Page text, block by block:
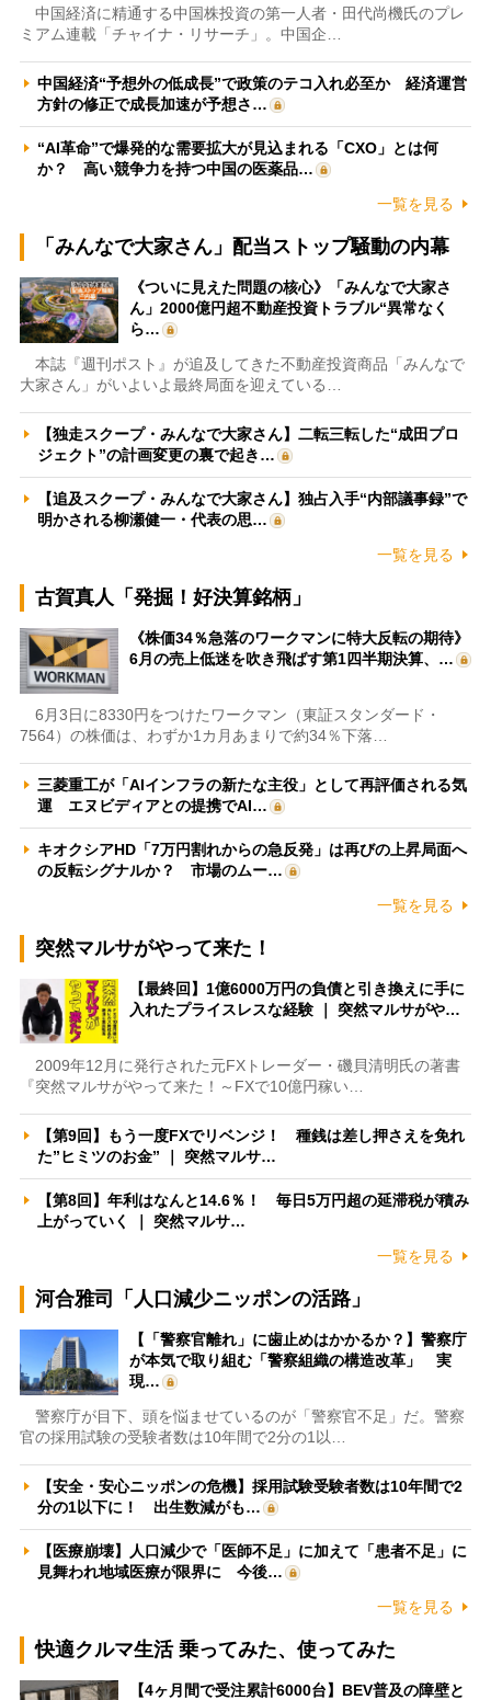
中国経済に精通する中国株投資の第一人者・田代尚機氏のプレ
ミアム連載「チャイナ・リサーチ」。中国企…
中国経済“予想外の低成長”で政策のテコ入れ必至か 経済運営
方針の修正で成長加速が予想さ…
“AI革命”で爆発的な需要拡大が見込まれる「CXO」とは何
か？ 高い競争力を持つ中国の医薬品…
一覧を見る
「みんなで大家さん」配当ストップ騒動の内幕
《ついに見えた問題の核心》「みんなで大家さ
ん」2000億円超不動産投資トラブル“異常なく
ら…
本誌『週刊ポスト』が追及してきた不動産投資商品「みんなで
大家さん」がいよいよ最終局面を迎えている…
【独走スクープ・みんなで大家さん】二転三転した“成田プロ
ジェクト”の計画変更の裏で起き…
【追及スクープ・みんなで大家さん】独占入手“内部議事録”で
明かされる柳瀬健一・代表の思…
一覧を見る
古賀真人「発掘！好決算銘柄」
《株価34％急落のワークマンに特大反転の期待》
6月の売上低迷を吹き飛ばす第1四半期決算、…
6月3日に8330円をつけたワークマン（東証スタンダード・
7564）の株価は、わずか1カ月あまりで約34％下落…
三菱重工が「AIインフラの新たな主役」として再評価される気
運 エヌビディアとの提携でAI…
キオクシアHD「7万円割れからの急反発」は再びの上昇局面へ
の反転シグナルか？ 市場のムー…
一覧を見る
突然マルサがやって来た！
【最終回】1億6000万円の負債と引き換えに手に
入れたプライスレスな経験 ｜ 突然マルサがや…
2009年12月に発行された元FXトレーダー・磯貝清明氏の著書
『突然マルサがやって来た！～FXで10億円稼い…
【第9回】もう一度FXでリベンジ！ 種銭は差し押さえを免れ
た”ヒミツのお金” ｜ 突然マルサ…
【第8回】年利はなんと14.6％！ 毎日5万円超の延滞税が積み
上がっていく ｜ 突然マルサ…
一覧を見る
河合雅司「人口減少ニッポンの活路」
【「警察官離れ」に歯止めはかかるか？】警察庁
が本気で取り組む「警察組織の構造改革」 実
現…
警察庁が目下、頭を悩ませているのが「警察官不足」だ。警察
官の採用試験の受験者数は10年間で2分の1以…
【安全・安心ニッポンの危機】採用試験受験者数は10年間で2
分の1以下に！ 出生数減がも…
【医療崩壊】人口減少で「医師不足」に加えて「患者不足」に
見舞われ地域医療が限界に 今後…
一覧を見る
快適クルマ生活 乗ってみた、使ってみた
【4ヶ月間で受注累計6000台】BEV普及の障壁と